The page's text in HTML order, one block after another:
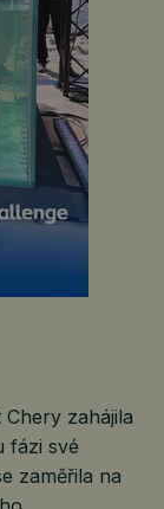
zahájila
fázi své
zaměřila na